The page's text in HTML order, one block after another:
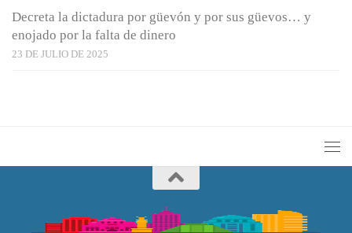
Decreta la dictadura por güevón y por sus güevos… y
enojado por la falta de dinero
23 DE JULIO DE 2025